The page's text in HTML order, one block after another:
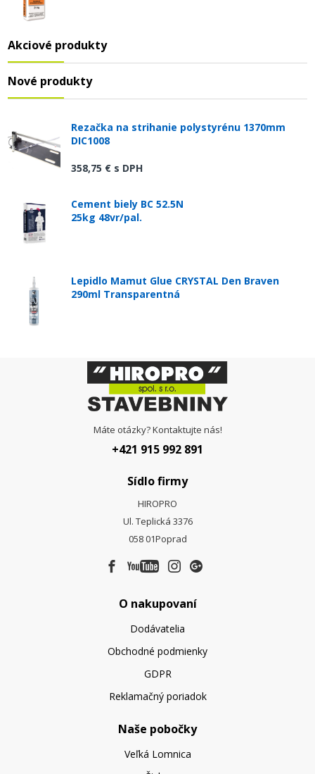
Akciové produkty
Nové produkty
Rezačka na strihanie polystyrénu 1370mm
DIC1008
358,75 € s DPH
Cement biely BC 52.5N
25kg 48vr/pal.
Lepidlo Mamut Glue CRYSTAL Den Braven
290ml Transparentná
Máte otázky? Kontaktujte nás!
+421 915 992 891
Sídlo firmy
HIROPRO
Ul. Teplická 3376
058 01Poprad
O nakupovaní
Dodávatelia
Obchodné podmienky
GDPR
Reklamačný poriadok
Naše pobočky
Veľká Lomnica